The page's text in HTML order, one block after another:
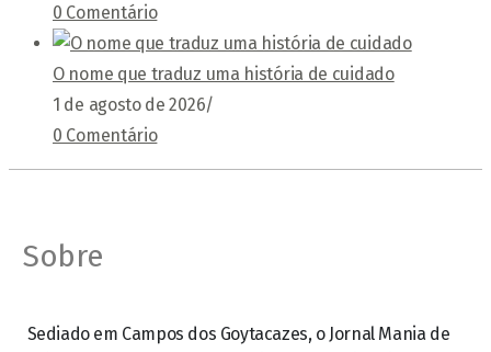
0 Comentário
O nome que traduz uma história de cuidado
1 de agosto de 2026/
0 Comentário
Sobre
Sediado em Campos dos Goytacazes, o Jornal Mania de